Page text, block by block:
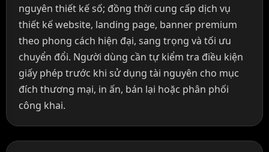
nguyên thiết kế số; đồng thời cung cấp dịch vụ
thiết kế website, landing page, banner premium
theo phong cách hiện đại, sang trọng và tối ưu
chuyển đổi. Người dùng cần tự kiểm tra điều kiện
giấy phép trước khi sử dụng tài nguyên cho mục
đích thương mại, in ấn, bán lại hoặc phân phối
công khai.